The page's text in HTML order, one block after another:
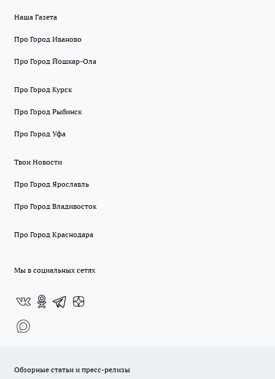
Наша Газета
Про Город Иваново
Про Город Йошкар-Ола
Про Город Курск
Про Город Рыбинск
Про Город Уфа
Твои Новости
Про Город Ярославль
Про Город Владивосток
Про Город Краснодара
Мы в социальных сетях
Обзорные статьи и пресс-релизы